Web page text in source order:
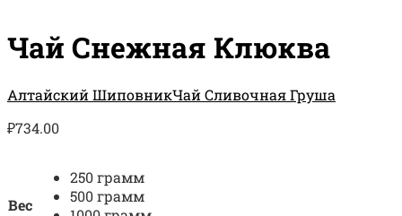
Чай Снежная Клюква
Алтайский ШиповникЧай Сливочная Груша
₽734.00
Вес
250 грамм
500 грамм